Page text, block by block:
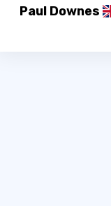
Paul Downes